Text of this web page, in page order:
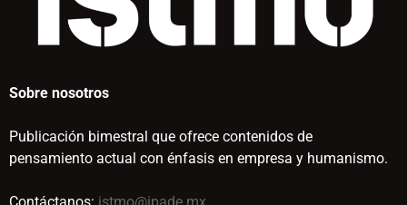
Sobre nosotros
Publicación bimestral que ofrece contenidos de
pensamiento actual con énfasis en empresa y humanismo.